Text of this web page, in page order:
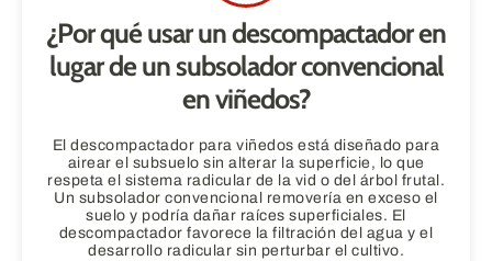
¿Por qué usar un descompactador en
lugar de un subsolador convencional
en viñedos?
El descompactador para viñedos está diseñado para
airear el subsuelo sin alterar la superficie, lo que
respeta el sistema radicular de la vid o del árbol frutal.
Un subsolador convencional removería en exceso el
suelo y podría dañar raíces superficiales. El
descompactador favorece la filtración del agua y el
desarrollo radicular sin perturbar el cultivo.